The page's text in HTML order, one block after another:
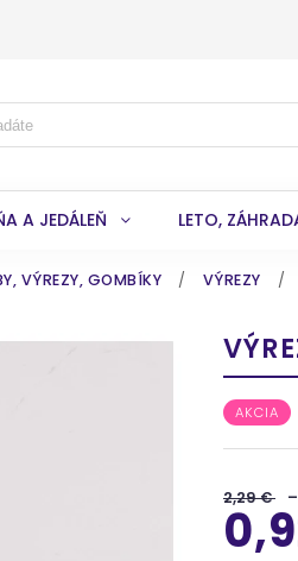
A JEDÁLEŇ LETO,
VÝREZY, GOMBÍKY / VÝREZY /
AKCIA
2,29 €